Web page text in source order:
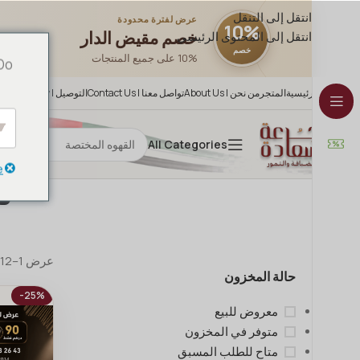
10%
خصم
عرض لفترة محدودة
خصم مقيض الدار
10% على جميع المنتجات
انتقل إلى التنقل
انتقل إلى المحتوى الرئيسي
الرئيسيةالمتجرمن نحن | About Us تواصل معنا | Contact Us التوصيل | Delivery
All Categories
حالة المخزون
معروض للبيع
متوفر في المخزون
متاح للطلب المسبق
عرض 1–12 من أصل 61 نتيجة
-25%